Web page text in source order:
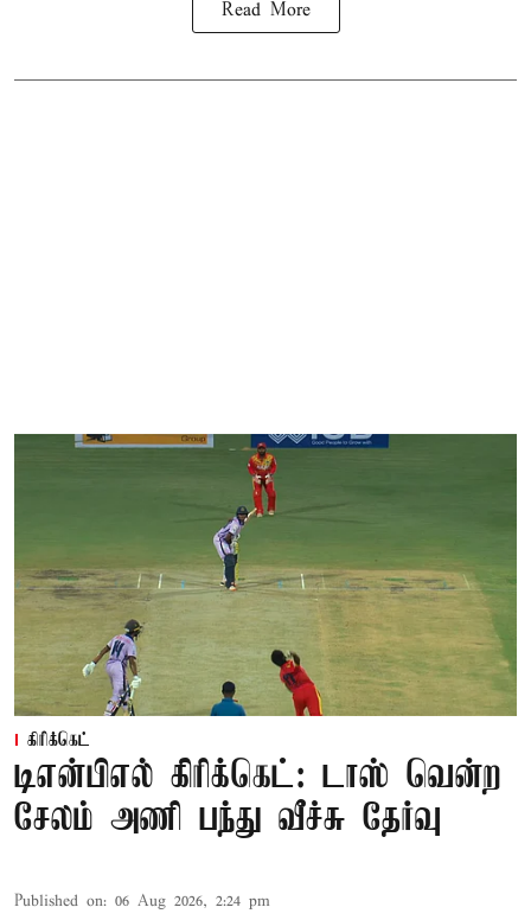
Read More
கிரிக்கெட்
டிஎன்பிஎல் கிரிக்கெட்: டாஸ் வென்ற
சேலம் அணி பந்து வீச்சு தேர்வு
Published on: 06 Aug 2026, 2:24 pm